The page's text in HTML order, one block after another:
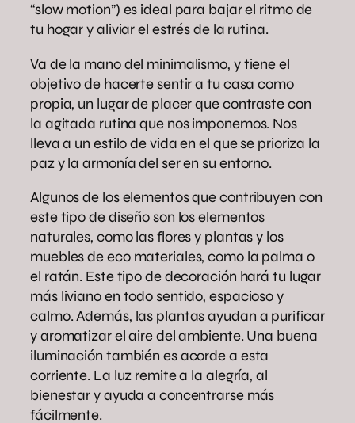
“slow motion”) es ideal para bajar el ritmo de
tu hogar y aliviar el estrés de la rutina.
Va de la mano del minimalismo, y tiene el
objetivo de hacerte sentir a tu casa como
propia, un lugar de placer que contraste con
la agitada rutina que nos imponemos. Nos
lleva a un estilo de vida en el que se prioriza la
paz y la armonía del ser en su entorno.
Algunos de los elementos que contribuyen con
este tipo de diseño son los elementos
naturales, como las flores y plantas y los
muebles de eco materiales, como la palma o
el ratán. Este tipo de decoración hará tu lugar
más liviano en todo sentido, espacioso y
calmo. Además, las plantas ayudan a purificar
y aromatizar el aire del ambiente. Una buena
iluminación también es acorde a esta
corriente. La luz remite a la alegría, al
bienestar y ayuda a concentrarse más
fácilmente.